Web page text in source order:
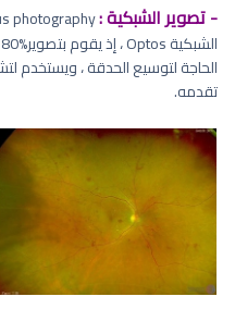
- تصوير الشبكية :
الحاجة لتوسيع الحدقة ، ويستخدم
تقدمه.